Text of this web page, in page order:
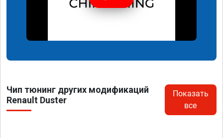
Чип тюнинг других модификаций
Renault Duster
Показать
все